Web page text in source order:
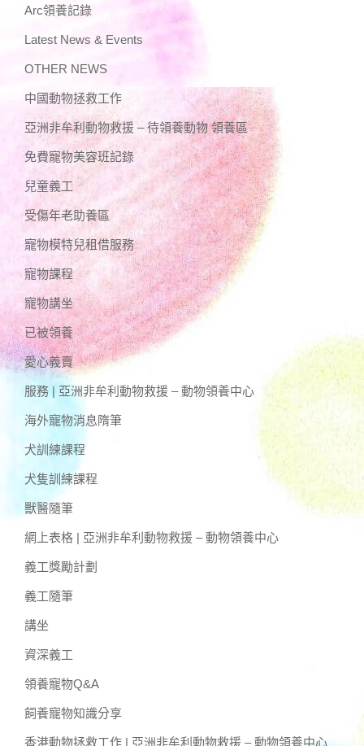
Arc領養記錄
Latest News & Events
OTHER NEWS
中國動物拯救工作
亞洲非牟利動物救援 – 待領養動物 領養區
免費寵物美容班記錄
兒童義工
受傷年老助養區
寵物模特兒租借服務
寵物課程
寵物講坐
已被領養
愛心義賣
服務 | 亞洲非牟利動物救援 – 動物領養中心
海外寵物消息隋筆
犬訓練課程
犬隻訓練課程
獸醫隨筆
網上表格 | 亞洲非牟利動物救援 – 動物領養中心
義工獎勵計劃
義工隨筆
講坐
資深義工
領養寵物Q&A
飼養寵物知識分享
香港動物拯救工作 | 亞洲非牟利動物救援 – 動物領養中心